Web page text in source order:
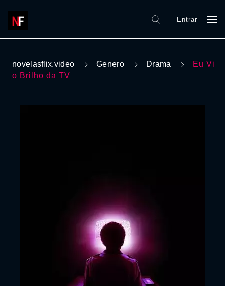
Entrar
novelasflix.video Genero Drama
Eu Vi
o Brilho da TV